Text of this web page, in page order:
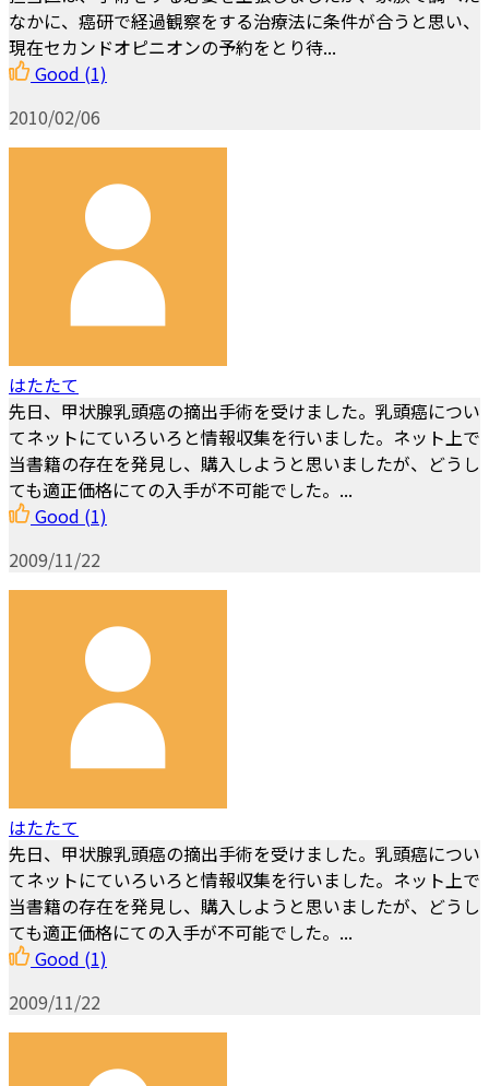
なかに、癌研で経過観察をする治療法に条件が合うと思い、
現在セカンドオピニオンの予約をとり待...
Good (1)
2010/02/06
はたたて
先日、甲状腺乳頭癌の摘出手術を受けました。乳頭癌につい
てネットにていろいろと情報収集を行いました。ネット上で
当書籍の存在を発見し、購入しようと思いましたが、どうし
ても適正価格にての入手が不可能でした。...
Good (1)
2009/11/22
はたたて
先日、甲状腺乳頭癌の摘出手術を受けました。乳頭癌につい
てネットにていろいろと情報収集を行いました。ネット上で
当書籍の存在を発見し、購入しようと思いましたが、どうし
ても適正価格にての入手が不可能でした。...
Good (1)
2009/11/22